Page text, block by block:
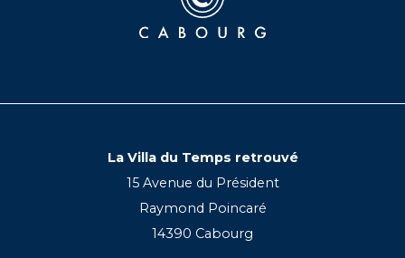
La Villa du Temps retrouvé
15 Avenue du Président
Raymond Poincaré
14390 Cabourg